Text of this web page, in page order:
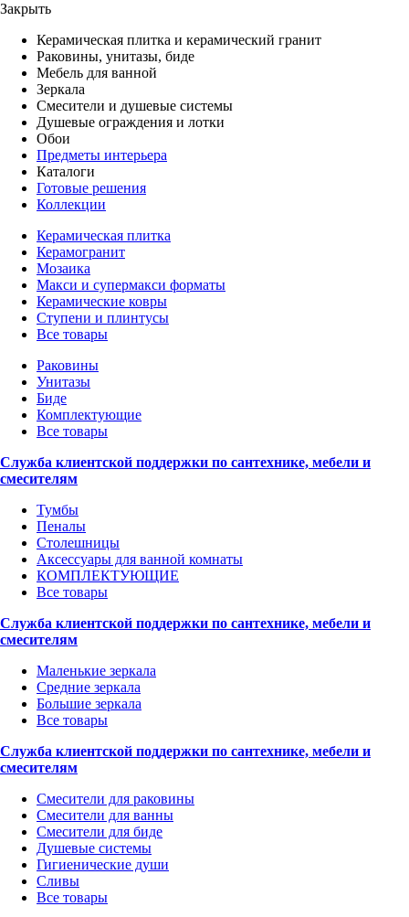
Закрыть
Керамическая плитка и керамический гранит
Раковины, унитазы, биде
Мебель для ванной
Зеркала
Смесители и душевые системы
Душевые ограждения и лотки
Обои
Предметы интерьера
Каталоги
Готовые решения
Коллекции
Керамическая плитка
Керамогранит
Мозаика
Макси и супермакси форматы
Керамические ковры
Ступени и плинтусы
Все товары
Раковины
Унитазы
Биде
Комплектующие
Все товары
Служба клиентской поддержки по сантехнике, мебели и
смесителям
Тумбы
Пеналы
Столешницы
Аксессуары для ванной комнаты
КОМПЛЕКТУЮЩИЕ
Все товары
Служба клиентской поддержки по сантехнике, мебели и
смесителям
Маленькие зеркала
Средние зеркала
Большие зеркала
Все товары
Служба клиентской поддержки по сантехнике, мебели и
смесителям
Смесители для раковины
Смесители для ванны
Смесители для биде
Душевые системы
Гигиенические души
Сливы
Все товары